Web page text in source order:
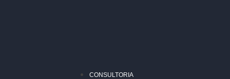
CONSULTORIA